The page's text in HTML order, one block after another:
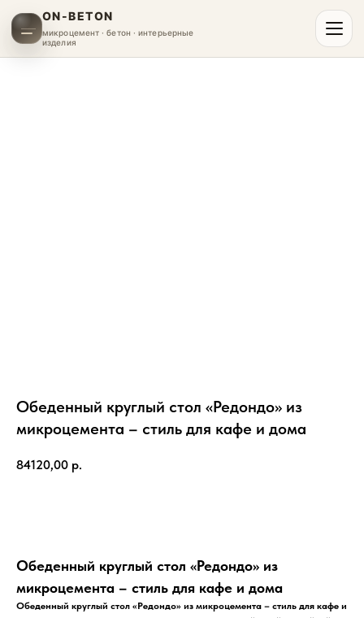
ON-BETON
микроцемент · бетон · интерьерные
изделия
Обеденный круглый стол «Редондо» из
микроцемента – стиль для кафе и дома
84120,00 р.
Обеденный круглый стол «Редондо» из
микроцемента – стиль для кафе и дома
Обеденный круглый стол «Редондо» из микроцемента – стиль для кафе и